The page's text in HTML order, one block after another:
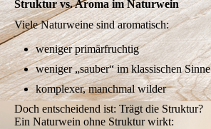
Struktur vs. Aroma im Naturwein
Viele Naturweine sind aromatisch:
weniger primärfruchtig
weniger „sauber“ im klassischen Sinne
komplexer, manchmal wilder
Doch entscheidend ist: Trägt die Struktur?
Ein Naturwein ohne Struktur wirkt: